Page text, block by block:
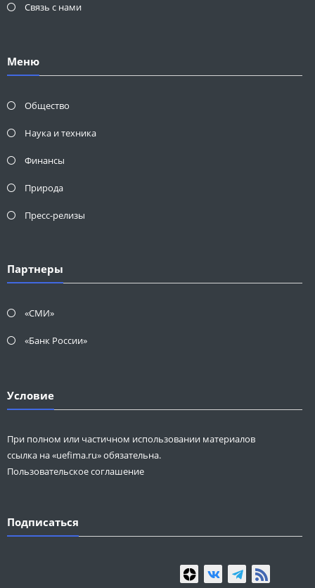
Связь с нами
Меню
Общество
Наука и техника
Финансы
Природа
Пресс-релизы
Партнеры
«СМИ»
«Банк России»
Условие
При полном или частичном использовании материалов
ссылка на «uefima.ru» обязательна.
Пользовательское соглашение
Подписаться